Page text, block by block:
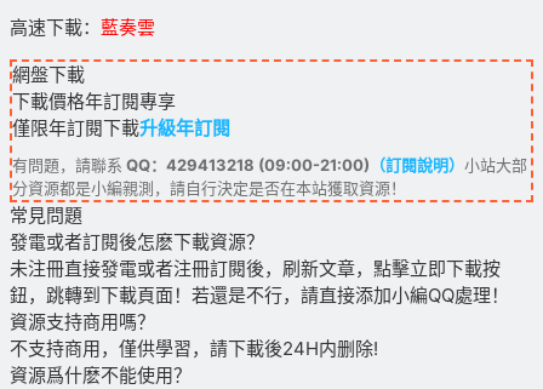
高速下載： 藍奏雲
網盤下載
下載價格年訂閱專享
僅限年訂閱下載升級年訂閱
有問題，請聯系 QQ：429413218 (09:00-21:00) （訂閱說明） 小站大部
分資源都是小編親測，請自行決定是否在本站獲取資源！
常見問題
發電或者訂閱後怎麽下載資源？
未注冊直接發電或者注冊訂閱後，刷新文章，點擊立即下載按
鈕，跳轉到下載頁面！若還是不行，請直接添加小編QQ處理！
資源支持商用嗎？
不支持商用，僅供學習，請下載後24H内删除!
資源爲什麽不能使用？